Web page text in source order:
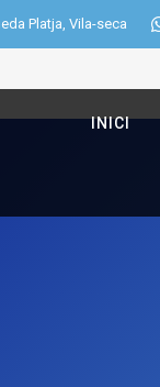
Platja, Vila-seca
INICI